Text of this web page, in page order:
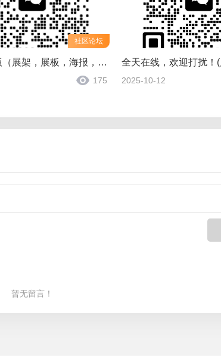
社区论坛
图文店排版（展架，展板，海报，单页等等）
175 2025-10-12
暂无留言！